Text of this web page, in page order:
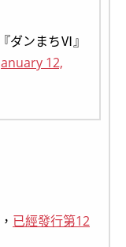
ダンまちⅥ』
12,
已經發行第12